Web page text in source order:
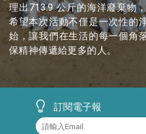
理出713.9 公斤的海洋廢棄物
希望本次活動不僅是一次性的
始，讓我們在生活的每一個角
保精神傳遞給更多的人。